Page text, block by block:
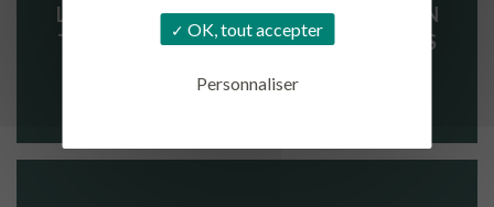
OK, tout accepter
Personnaliser
LES BARDAGES RAPPORTÉS DE TUILES EN
TERRE CUITE LES CONSTRUCTIONS BOIS